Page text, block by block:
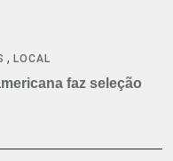
,LOCAL
faz seleção